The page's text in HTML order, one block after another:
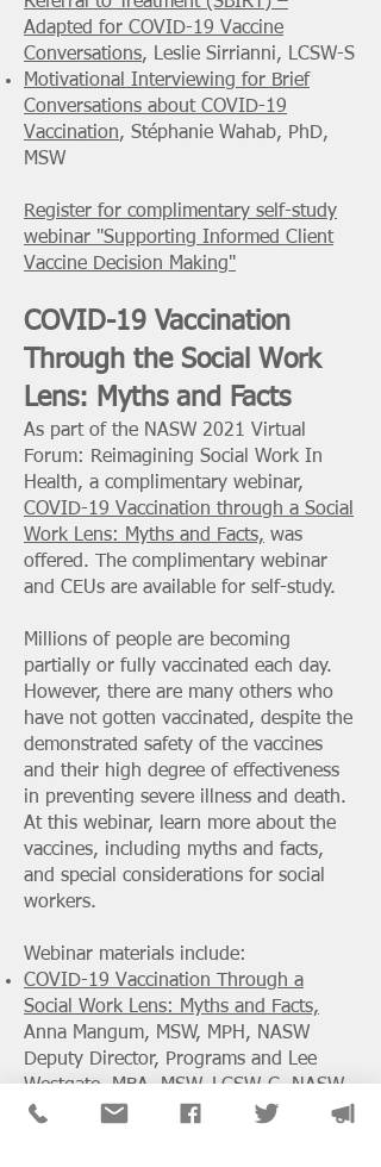
Adapted for COVID-19 Vaccine
Conversations, Leslie Sirrianni, LCSW-S
Motivational Interviewing for Brief
Conversations about COVID-19
Vaccination, Stéphanie Wahab, PhD,
MSW
Register for complimentary self-study
webinar "Supporting Informed Client
Vaccine Decision Making"
COVID-19 Vaccination
Through the Social Work
Lens: Myths and Facts
As part of the NASW 2021 Virtual
Forum: Reimagining Social Work In
Health, a complimentary webinar,
COVID-19 Vaccination through a Social
Work Lens: Myths and Facts, was
offered. The complimentary webinar
and CEUs are available for self-study.
Millions of people are becoming
partially or fully vaccinated each day.
However, there are many others who
have not gotten vaccinated, despite the
demonstrated safety of the vaccines
and their high degree of effectiveness
in preventing severe illness and death.
At this webinar, learn more about the
vaccines, including myths and facts,
and special considerations for social
workers.
Webinar materials include:
COVID-19 Vaccination Through a
Social Work Lens: Myths and Facts,
Anna Mangum, MSW, MPH, NASW
Deputy Director, Programs and Lee
Westgate, MBA, MSW, LCSW-C, NASW
Manager of Policy and Advocacy